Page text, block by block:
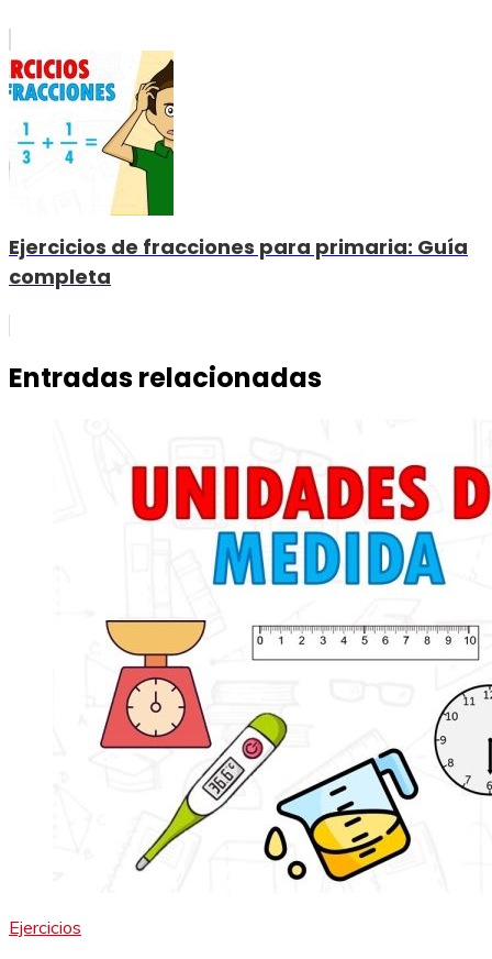
Ejercicios de fracciones para primaria: Guía
completa
Entradas relacionadas
Ejercicios